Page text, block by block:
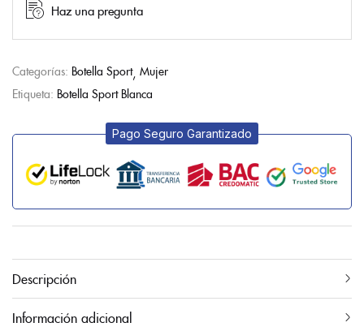
Haz una pregunta
Categorías: Botella Sport Mujer
Etiqueta: Botella Sport Blanca
Pago Seguro Garantizado
Descripción
Información adicional